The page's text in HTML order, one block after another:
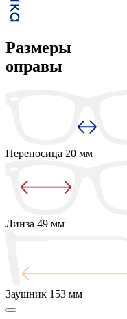
Размеры
оправы
Переносица 20 мм
Линза 49 мм
Заушник 153 мм